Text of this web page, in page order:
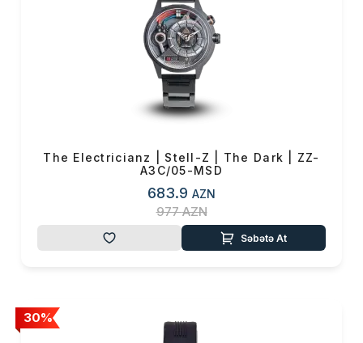
The Electricianz | Stell-Z | The Dark | ZZ-
A3C/05-MSD
683.9 AZN
977AZN
Səbətə At
30%